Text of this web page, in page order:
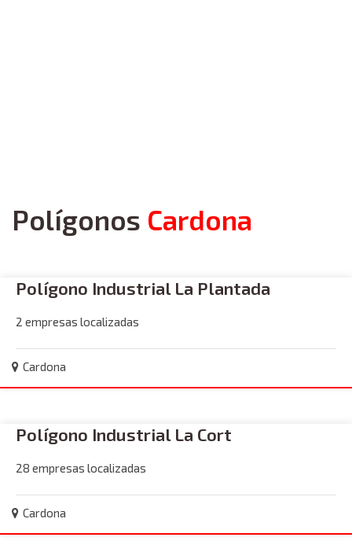
Polígonos Cardona
Polígono Industrial La Plantada
2 empresas localizadas
Cardona
Polígono Industrial La Cort
28 empresas localizadas
Cardona